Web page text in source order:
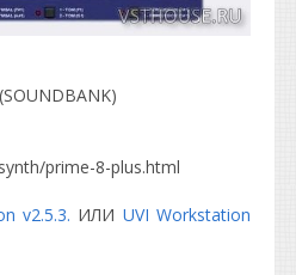
prime-8-plus.html
v2.5.3. ИЛИ UVI Workstation